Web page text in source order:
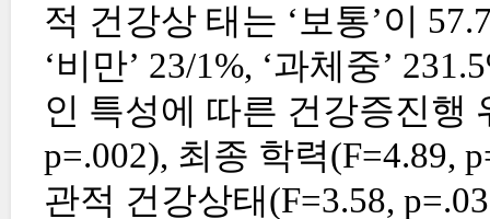
적 건강상 태는 ‘보통’이
‘비만’ 23/1%, ‘과체중’
인 특성에 따른 건강증진행
p=.002), 최종 학력(F=4.89,
관적 건강상태(F=3.58,